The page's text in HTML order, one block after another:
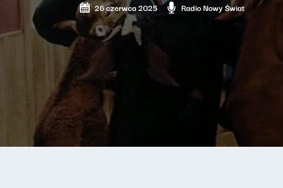
26 czerwca 2025 Radio Nowy Świat